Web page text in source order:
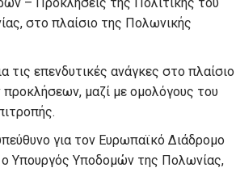
– Προκλήσεις της Πολιτικής του
στο πλαίσιο της Πολωνικής
τις επενδυτικές ανάγκες στο πλαίσιο
μαζί με ομολόγους του
για τον Ευρωπαϊκό Διάδρομο
ο Υπουργός Υποδομών της Πολωνίας,